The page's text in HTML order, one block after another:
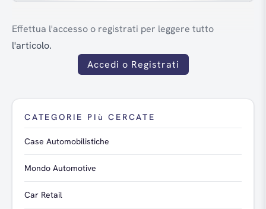
Effettua l'accesso o registrati per leggere tutto
l'articolo.
Accedi o Registrati
CATEGORIE PIù CERCATE
Case Automobilistiche
Mondo Automotive
Car Retail